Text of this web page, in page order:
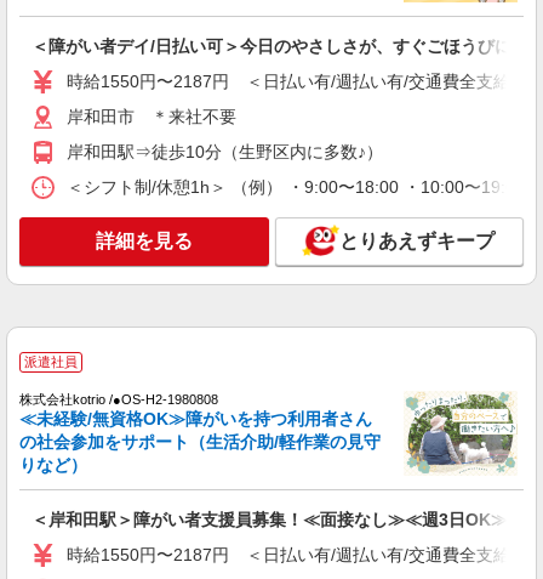
＜障がい者デイ/日払い可＞今日のやさしさが、すぐごほうびに
時給1550円〜2187円 ＜日払い有/週払い有/交通費全支給(ガ
岸和田市 ＊来社不要
岸和田駅⇒徒歩10分（生野区内に多数♪）
＜シフト制/休憩1h＞ （例） ・9:00〜18:00 ・10:00〜19:00
詳細を見る とりあえずキープ
派遣社員
株式会社kotrio /●OS-H2-1980808
≪未経験/無資格OK≫障がいを持つ利用者さん
の社会参加をサポート（生活介助/軽作業の見守
りなど）
＜岸和田駅＞障がい者支援員募集！≪面接なし≫≪週3日OK≫
時給1550円〜2187円 ＜日払い有/週払い有/交通費全支給(ガ